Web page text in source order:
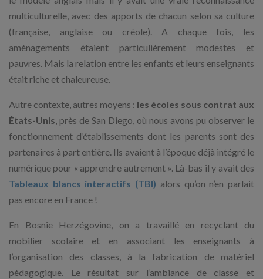
multiculturelle, avec des apports de chacun selon sa culture
(française, anglaise ou créole). A chaque fois, les
aménagements étaient particulièrement modestes et
pauvres. Mais la relation entre les enfants et leurs enseignants
était riche et chaleureuse.
Autre contexte, autres moyens : les écoles sous contrat aux
États-Unis, près de San Diego, où nous avons pu observer le
fonctionnement d’établissements dont les parents sont des
partenaires à part entière. Ils avaient à l’époque déjà intégré le
numérique pour « apprendre autrement ». Là-bas il y avait des
Tableaux blancs interactifs (TBI) alors qu’on n’en parlait
pas encore en France !
En Bosnie Herzégovine, on a travaillé en recyclant du
mobilier scolaire et en associant les enseignants à
l’organisation des classes, à la fabrication de matériel
pédagogique. Le résultat sur l’ambiance de classe et